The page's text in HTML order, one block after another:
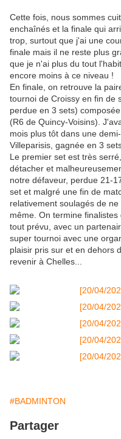
Cette fois, nous sommes
enchaînés et la finale qui
trop, surtout que j'ai une
finale mais il ne reste plus
que je n'ai plus du tout
encore moins à ce niveau !
En finale, on retrouve la
tournoi de Croissy en fin de
perdue en 3 sets)
(R6 de Quincy-Voisins).
mois plus tôt dans une
Villeparisis, gagnée en 3
Le premier set est très
détacher et
notre défaveur, perdue 21-
set et malgré une fin de
relativement soulagés de
même. On termine
tout prévu, avec un
super tournoi avec une
plaisir pris sur et en dehors
revenir à Chelles...
#BADMINTON
Partager